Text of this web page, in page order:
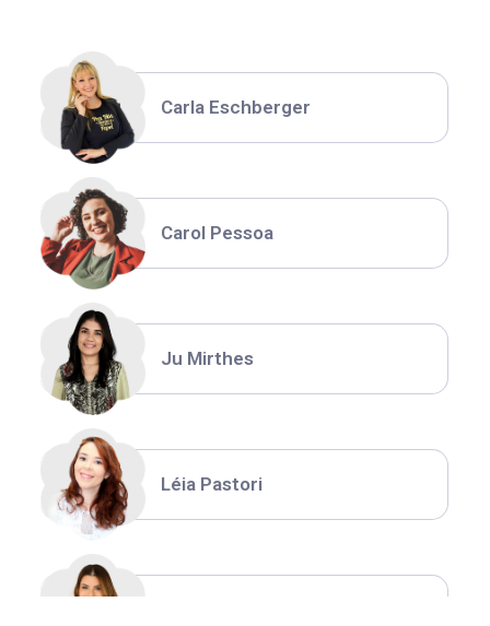
Carla Eschberger
Carol Pessoa
Ju Mirthes
Léia Pastori